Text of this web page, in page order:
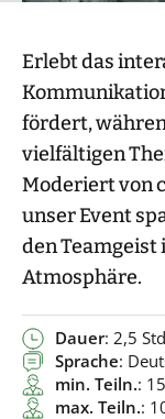
Erlebt das
fördert,
vielfältigen
Moderiert von
unser Event
den
Atmosphäre.
Dauer: 2,5
Sprache:
min. Teiln.: 15
max. Teiln.: